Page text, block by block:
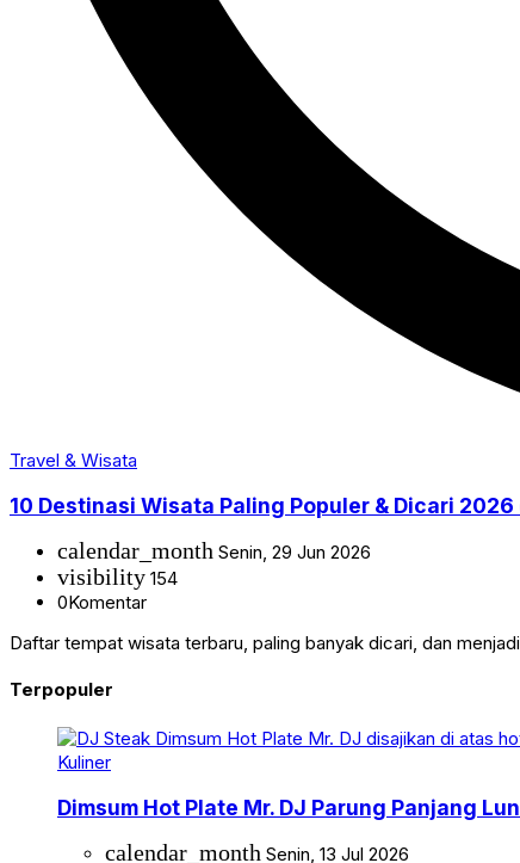
Travel & Wisata
10 Destinasi Wisata Paling Populer & Dicari
calendar_month Senin, 29 Jun 2026
visibility 154
0Komentar
Daftar tempat wisata terbaru, paling banyak dicari, dan
Terpopuler
Kuliner
Dimsum Hot Plate Mr. DJ Parung Panjang
calendar_month Senin, 13 Jul 2026